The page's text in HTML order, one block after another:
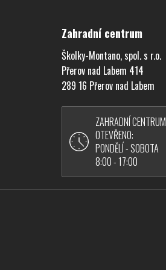
Zahradní centrum
Školky-Montano, spol. s r.o.
Přerov nad Labem 414
289 16 Přerov nad Labem
ZAHRADNÍ CENTRUM
OTEVŘENO:
PONDĚLÍ - SOBOTA
8:00 - 17:00